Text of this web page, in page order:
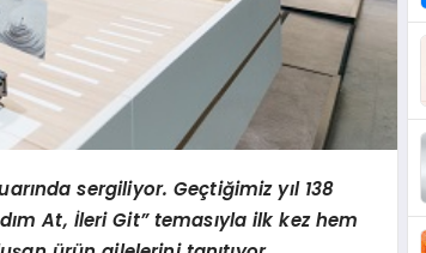
ında sergiliyor. Geçtiğimiz yıl 138
ım At, İleri Git”temasıyla ilk kez hem